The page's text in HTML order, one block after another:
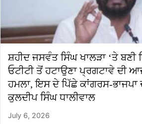
ਸ਼ਹੀਦ ਜਸਵੰਤ ਸਿੰਘ ਖਾਲੜਾ ‘ਤੇ ਬਣੀ
ਓਟੀਟੀ ਤੋਂ ਹਟਾਉਣਾ ਪ੍ਰਗਟਾਵੇ ਦੀ
ਹਮਲਾ, ਇਸ ਦੇ ਪਿੱਛੇ ਕਾਂਗਰਸ-ਭਾਜਪਾ
ਕੁਲਦੀਪ ਸਿੰਘ ਧਾਲੀਵਾਲ
July 6, 2026